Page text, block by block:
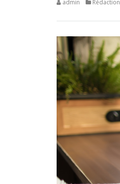
admin Rédaction